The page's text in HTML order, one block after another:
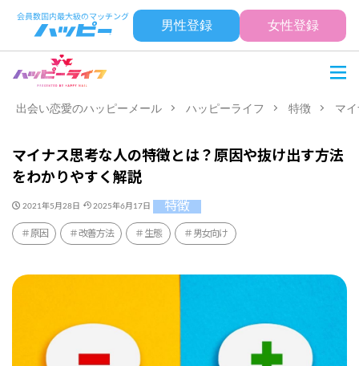
男性登録 女性登録
出会い恋愛のハッピーメール ハッピーライフ 特徴 マ
マイナス思考な人の特徴とは？原因や抜け出す方法
をわかりやすく解説
2021年5月28日 2025年6月17日 特徴
原因 改善方法 生態 男女向け